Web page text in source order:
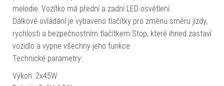
melodie. Vozítko má přední a zadní LED osvětlení.
Dálkové ovládání je vybaveno tlačítky pro změnu směru jízdy,
rychlosti a bezpečnostním tlačítkem Stop, které ihned zastaví
vozidlo a vypne všechny jeho funkce.
Technické parametry:
Výkon: 2x45W